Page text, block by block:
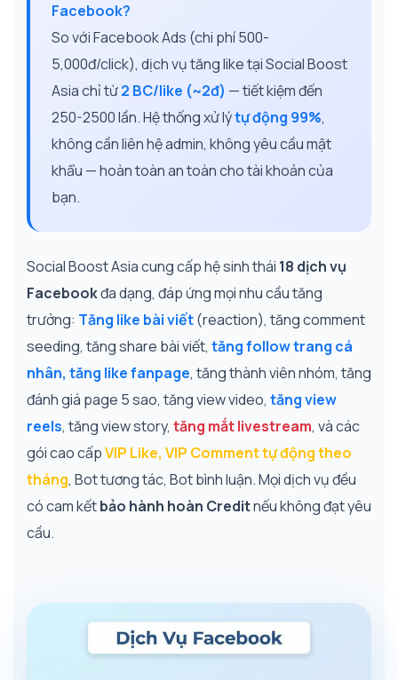
Facebook?
So với Facebook Ads (chi phí 500-
5,000đ/click), dịch vụ tăng like tại Social Boost
Asia chỉ từ2 BC/like (~2đ) — tiết kiệm đến
250-2500 lần. Hệ thống xử lýtự động 99%,
không cần liên hệ admin, không yêu cầu mật
khẩu — hoàn toàn an toàn cho tài khoản của
bạn.
Social Boost Asia cung cấp hệ sinh thái 18 dịch vụ
Facebookđa dạng, đáp ứng mọi nhu cầu tăng
trưởng: Tăng like bài viết(reaction), tăng comment
seeding, tăng share bài viết, tăng follow trang cá
nhân, tăng like fanpage, tăng thành viên nhóm, tăng
đánh giá page 5 sao, tăng view video, tăng view
reels, tăng view story, tăng mắt livestream, và các
gói cao cấpVIP Like, VIP Comment tự động theo
tháng, Bot tương tác, Bot bình luận. Mọi dịch vụ đều
có cam kếtbảo hành hoàn Creditnếu không đạt yêu
cầu.